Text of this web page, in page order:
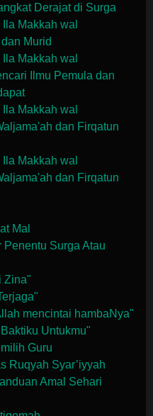
Derajat di Surga
Makkah wal
Murid
Makkah wal
Ilmu Pemula dan
Makkah wal
dan Firqatun
Makkah wal
dan Firqatun
Mal
Surga Atau
Zina"
mencintai hambaNya"
Untukmu"
Guru
Ruqyah Syar’iyyah
Amal Sehari